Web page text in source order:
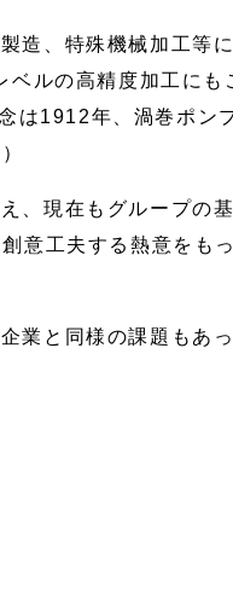
造、特殊機械加工等
ベルの高精度加工に
は1912年、渦巻ポ
、現在もグループの
意工夫する熱意をも
業と同様の課題もあ